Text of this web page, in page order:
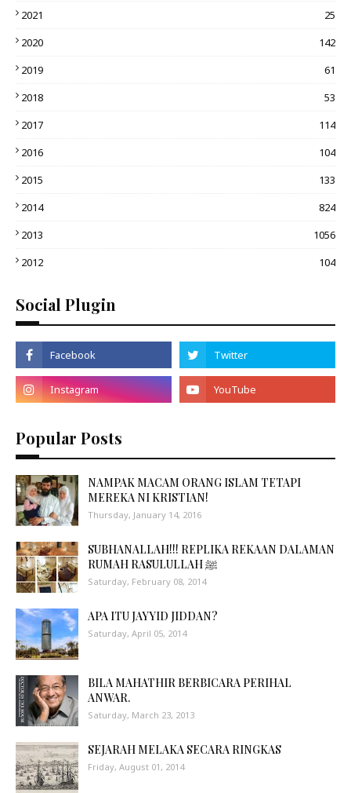
2021
25
2020
142
2019
61
2018
53
2017
114
2016
104
2015
133
2014
824
2013
1056
2012
104
Social Plugin
Popular Posts
NAMPAK MACAM ORANG ISLAM TETAPI
MEREKA NI KRISTIAN!
Thursday, January 14, 2016
SUBHANALLAH!!! REPLIKA REKAAN DALAMAN
RUMAH RASULULLAH ﷺ
Saturday, February 08, 2014
APA ITU JAYYID JIDDAN?
Saturday, April 05, 2014
BILA MAHATHIR BERBICARA PERIHAL
ANWAR.
Saturday, March 23, 2013
SEJARAH MELAKA SECARA RINGKAS
Friday, August 01, 2014